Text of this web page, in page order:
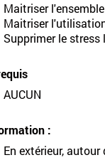
Maitriser
Maitriser
Supprimer le
AUCUN
:
En extérieur,